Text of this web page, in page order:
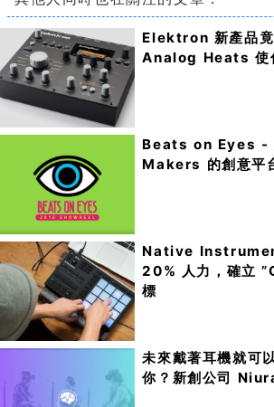
Elektron 新產品竟
Analog Heats 使
Beats on Eyes -
Makers 的創意平
Native
20% 人力，確立
標
未來戴著耳機就可
你？新創公司